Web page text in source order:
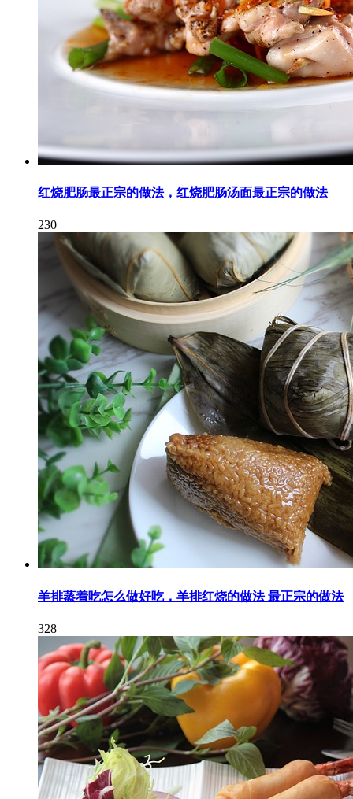
红烧肥肠最正宗的做法，红烧肥肠汤面最正宗的做法
230
羊排蒸着吃怎么做好吃，羊排红烧的做法 最正宗的做法
328